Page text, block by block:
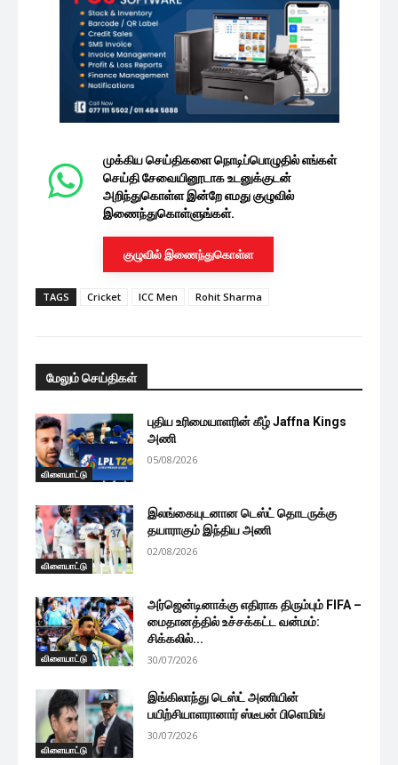
முக்கிய செய்திகளை நொடிப்பொழுதில் எங்கள்
செய்தி சேவையினூடாக உடனுக்குடன்
அறிந்துகொள்ள இன்றே எமது குழுவில்
இணைந்துகொள்ளுங்கள்.
குழுவில் இணைந்துகொள்ள
TAGS Cricket ICC Men Rohit Sharma
மேலும் செய்திகள்
விளையாட்டு
புதிய உரிமையாளரின் கீழ் Jaffna Kings
அணி
05/08/2026
விளையாட்டு
இலங்கையுடனான டெஸ்ட் தொடருக்கு
தயாராகும் இந்திய அணி
02/08/2026
விளையாட்டு
அர்ஜென்டினாக்கு எதிராக திரும்பும் FIFA –
மைதானத்தில் உச்சக்கட்ட வன்மம்:
சிக்கலில்...
30/07/2026
விளையாட்டு
இங்கிலாந்து டெஸ்ட் அணியின்
பயிற்சியாளரானார் ஸ்டீபன் பிளெமிங்
30/07/2026